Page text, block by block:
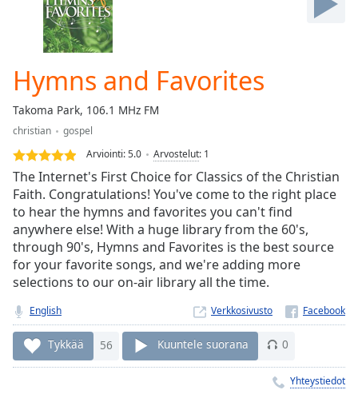
Current
Duration
Loaded:
0.00%
Stream
Type
LIVE
Seek to
live,
currently
live LIVE
Remaining
Time -
1x
Playback
Rate
Hymns and Favorites
Takoma Park, 106.1 MHz FM
christian
gospel
Arviointi:5.0 Arvostelut: 1
The Internet's First Choice for Classics of the Christian
Faith. Congratulations! You've come to the right place
to hear the hymns and favorites you can't find
anywhere else! With a huge library from the 60's,
through 90's, Hymns and Favorites is the best source
for your favorite songs, and we're adding more
selections to our on-air library all the time.
English Verkkosivusto
Tykkää 56 Kuuntele suorana 0
Yhteystiedot